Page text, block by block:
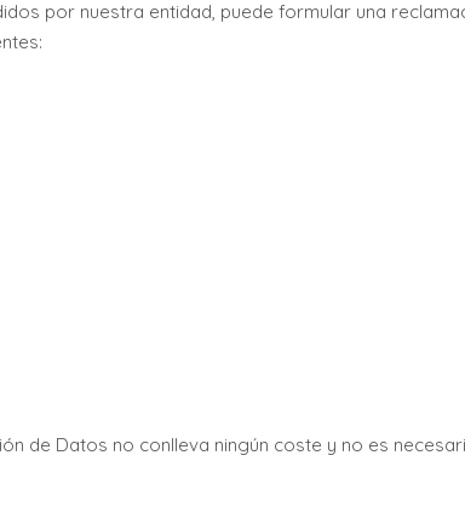
por nuestra entidad, puede formular una
de Datos no conlleva ningún coste y no es